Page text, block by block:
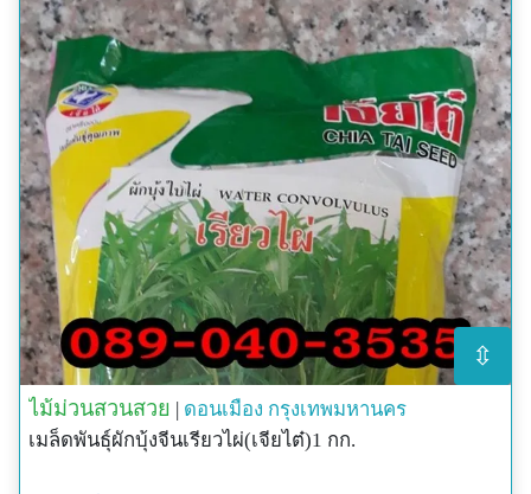
⇳
ไม้ม่วนสวนสวย | ดอนเมือง กรุงเทพมหานคร
เมล็ดพันธุ์ผักบุ้งจีนเรียวไผ่(เจียไต๋)1 กก.